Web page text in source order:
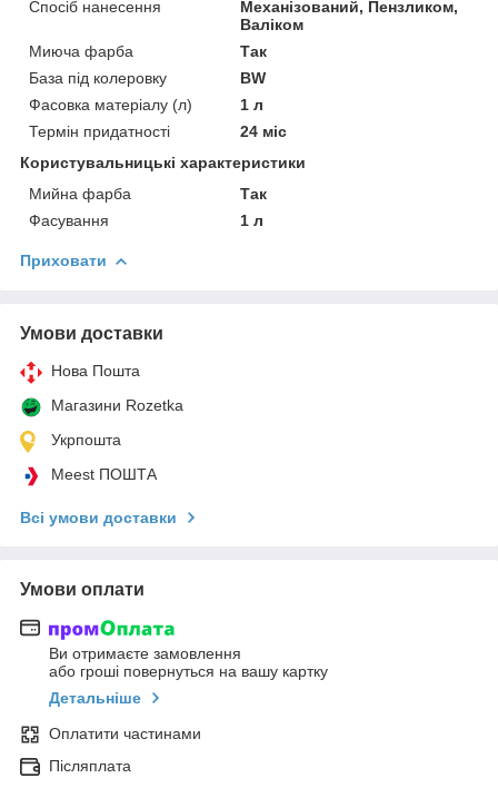
Спосіб нанесення
Механізований, Пензликом,
Валіком
Миюча фарба
Так
База під колеровку
BW
Фасовка матеріалу (л)
1 л
Термін придатності
24 міс
Користувальницькі характеристики
Мийна фарба
Так
Фасування
1 л
Приховати
Умови доставки
Нова Пошта
Магазини Rozetka
Укрпошта
Meest ПОШТА
Всі умови доставки
Умови оплати
Ви отримаєте замовлення
або гроші повернуться на вашу картку
Детальніше
Оплатити частинами
Післяплата